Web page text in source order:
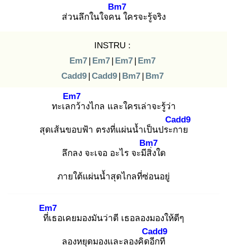
ส่วนลึกในใจคน
Bm7
ใครจะรู้จริง
INSTRU :
Em7 | Em7 | Em7 | Em7
Cadd9 | Cadd9 | Bm7 | Bm7
ทะเลก
Em7
ว้างไกล และใครเล่าจะรู้ว่า
สุดเส้นขอบฟ้า ตรงที่แผ่นน้ำเป็นประก
Cadd9
าย
ลึกลง จะเจอ อะไร จะมีสิ่
Bm7
งใด
ภายใต้แผ่นน้ำสุดไกลที่ซ่อนอยู่
ที่เ
Em7
ธอเคยมองมันว่าดี เธอลองมองให้ดีๆ
ลองหยุดมองและลองคิดอี
Cadd9
กที